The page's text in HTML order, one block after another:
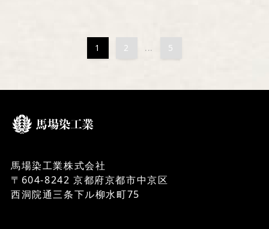
1 2 ... 5
馬場染工業株式会社
〒604-8242 京都府京都市中京区
西洞院通三条下ル柳水町75